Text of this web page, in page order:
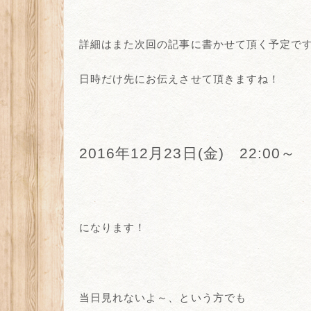
詳細はまた次回の記事に書かせて頂く予定で
日時だけ先にお伝えさせて頂きますね！
2016年12月23日(金) 22:00～
になります！
当日見れないよ～、という方でも